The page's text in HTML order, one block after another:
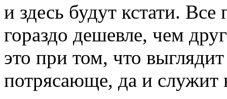
и здесь будут кстати.
гораздо дешевле, чем
это при том, что
потрясающе, да и служит